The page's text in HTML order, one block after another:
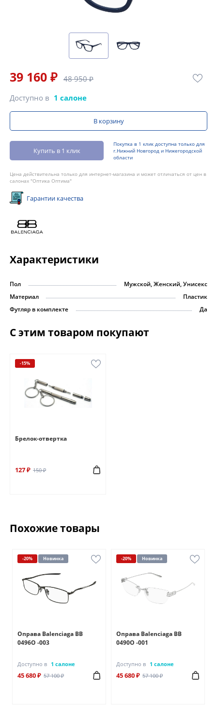
39 160 ₽ 48 950 ₽
Доступно в 1 салоне
В корзину
Купить в 1 клик
Покупка в 1 клик доступна только для
г.Нижний Новгород и Нижегородской
области
Цена действительна только для интернет-магазина и может отличаться от цен в
салонах "Оптика Оптима"
Гарантии качества
Характеристики
Пол
Мужской, Женский, Унисекс
Материал
Пластик
Футляр в комплекте
Да
С этим товаром покупают
-15%
Брелок-отвертка
127 ₽ 150 ₽
Похожие товары
-20% Новинка
Оправа Balenciaga BB
0496O -003
Доступно в 1 салоне
45 680 ₽ 57 100 ₽
-20% Новинка
Оправа Balenciaga BB
0490O -001
Доступно в 1 салоне
45 680 ₽ 57 100 ₽